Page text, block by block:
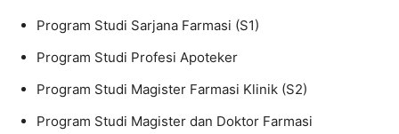
Program Studi Sarjana Farmasi (S1)
Program Studi Profesi Apoteker
Program Studi Magister Farmasi Klinik (S2)
Program Studi Magister dan Doktor Farmasi